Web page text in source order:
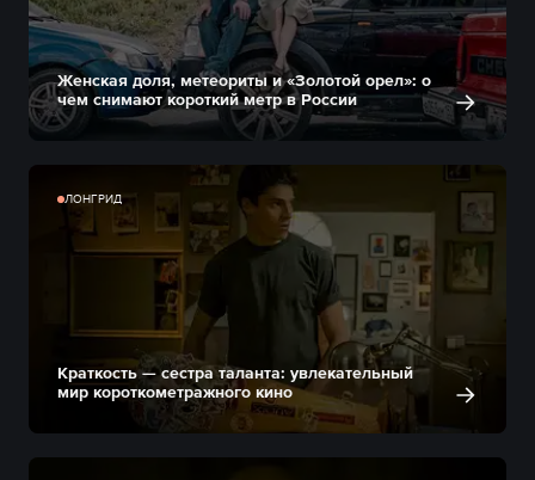
Женская доля, метеориты и «Золотой орел»: о
чем снимают короткий метр в России
ЛОНГРИД
Краткость — сестра таланта: увлекательный
мир короткометражного кино